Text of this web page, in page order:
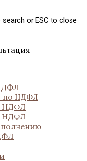
search or ESC to close
по НДФЛ
НДФЛ
НДФЛ